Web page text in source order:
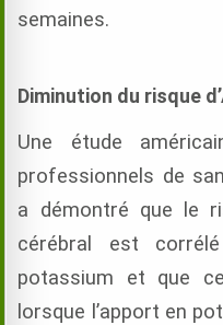
semaines.
Diminution du risque
Une étude
professionnels de
a démontré que le
cérébral est
potassium et que
lorsque l’apport en